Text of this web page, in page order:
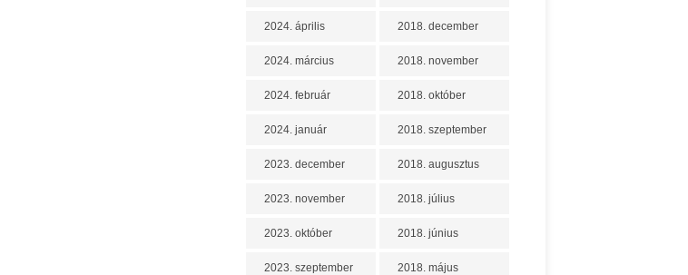
2024. április
2024. március
2024. február
2024. január
2023. december
2023. november
2023. október
2023. szeptember
2018. december
2018. november
2018. október
2018. szeptember
2018. augusztus
2018. július
2018. június
2018. május